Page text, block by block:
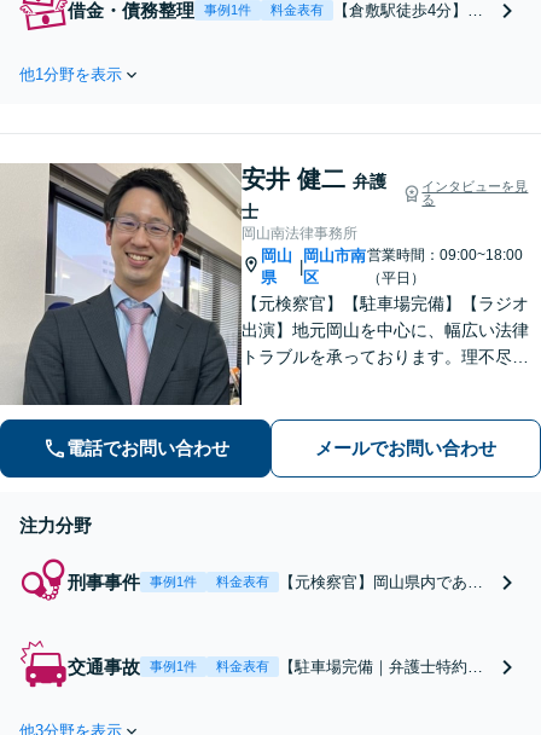
方保険会社と示談交渉される
借金・債務整理 事例1件 料金表有
【倉敷駅徒歩4分】
個人再生・自己破産・
金請求など、あらゆる
借金・債務整理の案件
に対応可能です。
他1分野を表示
安井 健二 弁護
士
インタビューを見
る
岡山南法律事務所
岡山
県
岡山市南
区
営業時間：09:00~18:00
（平日）
【元検察官】【駐車場完備】【ラジオ
出演】地元岡山を中心に、幅広い法律
トラブルを承っております。理不尽な
ートいたします。お困りの方はお早め
にご相談ください【WEB面談｜夜間面
電話でお問い合わせ メールでお問い合わせ
注力分野
刑事事件 事例1件 料金表有
【元検察官】岡山県内であれ
から逆算して対応をご提案さ
交通事故 事例1件 料金表有
【駐車場完備｜弁護士特約に
他3分野を表示